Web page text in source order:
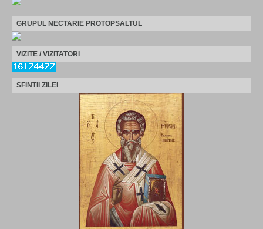
GRUPUL NECTARIE PROTOPSALTUL
VIZITE / VIZITATORI
SFINTII ZILEI